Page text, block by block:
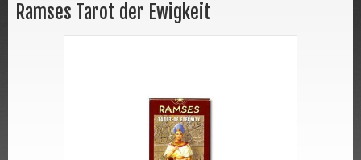
Ramses Tarot der Ewigkeit